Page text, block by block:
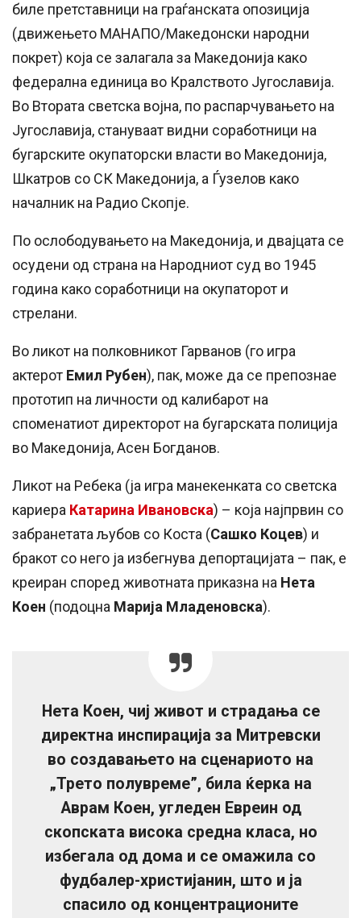
биле претставници на граѓанската опозиција
(движењето МАНАПО/Македонски народни
покрет) која се залагала за Македонија како
федерална единица во Кралството Југославија.
Во Втората светска војна, по распарчувањето на
Југославија, стануваат видни соработници на
бугарските окупаторски власти во Македонија,
Шкатров со СК Македонија, а Ѓузелов како
началник на Радио Скопје.
По ослободувањето на Македонија, и двајцата се
осудени од страна на Народниот суд во 1945
година како соработници на окупаторот и
стрелани.
Во ликот на полковникот Гарванов (го игра
актерот Емил Рубен), пак, може да се препознае
прототип на личности од калибарот на
споменатиот директорот на бугарската полиција
во Македонија, Асен Богданов.
Ликот на Ребека (ја игра манекенката со светска
кариера Катарина Ивановска) – која најпрвин со
забранетата љубов со Коста (Сашко Коцев) и
бракот со него ја избегнува депортацијата – пак, е
креиран според животната приказна на Нета
Коен (подоцна Марија Младеновска).
Нета Коен, чиј живот и страдања се
директна инспирација за Митревски
во создавањето на сценариото на
„Трето полувреме”, била ќерка на
Аврам Коен, угледен Евреин од
скопската висока средна класа, но
избегала од дома и се омажила со
фудбалер-христијанин, што и ја
спасило од концентрационите